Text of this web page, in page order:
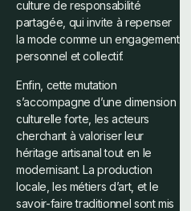
culture de responsabilité
partagée, qui invite à repenser
la mode comme un engagement
personnel et collectif.
Enfin, cette mutation
s’accompagne d’une dimension
culturelle forte, les acteurs
cherchant à valoriser leur
héritage artisanal tout en le
modernisant. La production
locale, les métiers d’art, et le
savoir-faire traditionnel sont mis